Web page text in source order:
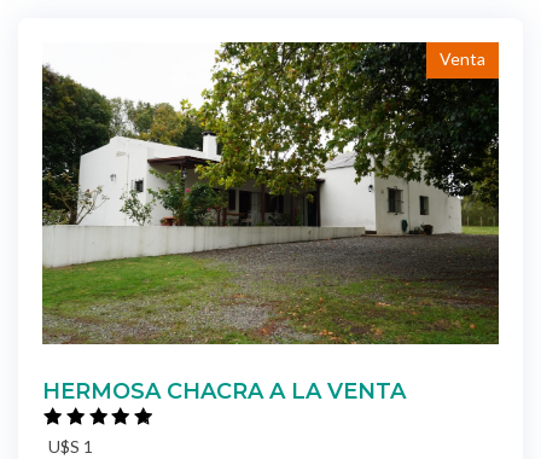
Venta
HERMOSA CHACRA A LA VENTA
U$S 1